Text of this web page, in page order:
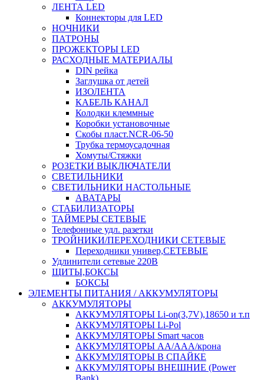
ЛЕНТА LED
Коннекторы для LED
НОЧНИКИ
ПАТРОНЫ
ПРОЖЕКТОРЫ LED
РАСХОДНЫЕ МАТЕРИАЛЫ
DIN рейка
Заглушка от детей
ИЗОЛЕНТА
КАБЕЛЬ КАНАЛ
Колодки клеммные
Коробки установочные
Скобы пласт.NCR-06-50
Трубка термоусадочная
Хомуты/Стяжки
РОЗЕТКИ ВЫКЛЮЧАТЕЛИ
СВЕТИЛЬНИКИ
СВЕТИЛЬНИКИ НАСТОЛЬНЫЕ
АВАТАРЫ
СТАБИЛИЗАТОРЫ
ТАЙМЕРЫ СЕТЕВЫЕ
Телефонные удл. разетки
ТРОЙНИКИ/ПЕРЕХОДНИКИ СЕТЕВЫЕ
Переходники универ,СЕТЕВЫЕ
Удлинители сетевые 220В
ЩИТЫ,БОКСЫ
БОКСЫ
ЭЛЕМЕНТЫ ПИТАНИЯ / АККУМУЛЯТОРЫ
АККУМУЛЯТОРЫ
АККУМУЛЯТОРЫ Li-on(3,7V),18650 и т.п
АККУМУЛЯТОРЫ Li-Pol
АККУМУЛЯТОРЫ Smart часов
АККУМУЛЯТОРЫ АА/ААА/крона
АККУМУЛЯТОРЫ В СПАЙКЕ
АККУМУЛЯТОРЫ ВНЕШНИЕ (Power
Bank)